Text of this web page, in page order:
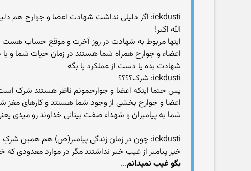
iekdusti: اگر دلیلی نداشت شهادت اعضا و جوارح هم دلیلی نداره، شهادت زمین هم دلیلی نداره.
الله اکبر!
اینها مربوط به شهادت در روز آخرت و موقع حساب هست
اعضاء و جوارح همراه شما هستند در زمان حیات شما و
شهادت بده یا دست از عملکرد پا بگه
iekdusti: شرک؟؟؟؟
پس حتما اینکه اعضا و جوارحمونم ناظر هستند شرک
اعضا و جوارح بخشی از وجود شما هستند و کارهای مغز
شما به پیامبران و شهداء صفت بینائی خداوند رو میدی
iekdusti: چون در زمان زندگی پیامبر(ص) هم همین شرکِ تصوری وجود داره. آیا اون زمان رسول خدا(ص) از غیب خبر نداشتند؟
خیر پیامبر از غیب خبر نداشتند مگر در موارد معدودی
بگو غیب نمیدانم..."